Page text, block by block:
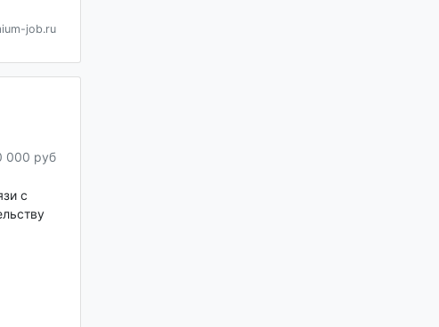
job.ru
000 руб
с